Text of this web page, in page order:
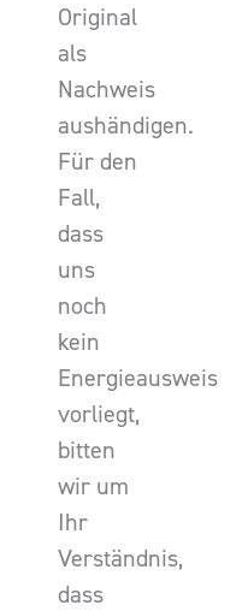
Original
als
Nachweis
aushändigen.
Für den
Fall,
dass
uns
noch
kein
Energieausweis
vorliegt,
bitten
wir um
Ihr
Verständnis,
dass